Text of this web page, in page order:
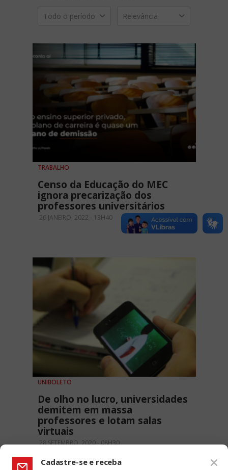
Todo o período Relevância
TRABALHO
Censo da Educação do MEC
ignora precarização dos
professores universitários
26 JANEIRO, 2022 - 13H40
UNIBOLETO
De olho no lucro, universidades
demitem em massa
professores e lotam salas
virtuais
28 SETEMBRO, 2020 - 08H30
Cadastre-se e receba